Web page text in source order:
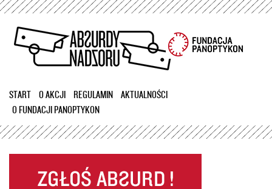
Przejdź
treści
START O AKCJI REGULAMIN
AKTUALNOŚCI
O FUNDACJI PANOPTYKON